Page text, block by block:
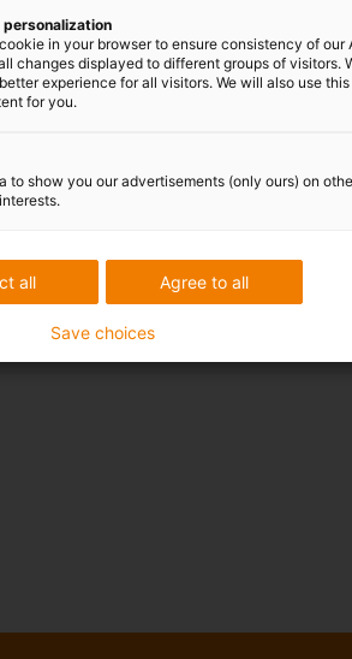
in your browser to ensure consistency of our
changes displayed to different groups of visitors.
experience for all visitors. We will also use
for you.
to show you our advertisements (only ours) on
Agree to all
all
Save choices